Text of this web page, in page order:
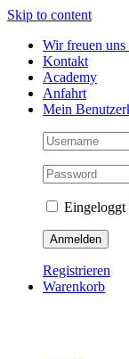
Skip to content
Wir freuen
Kontakt
Academy
Anfahrt
Mein
Eingeloggt
Registrieren
Warenkorb